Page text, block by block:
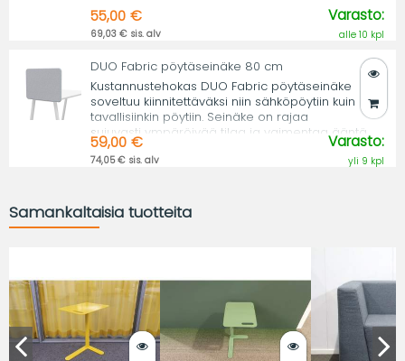
55,00 €
69,03 € sis. alv
Varasto:
alle 10 kpl
DUO Fabric pöytäseinäke 80 cm
Kustannustehokas DUO Fabric pöytäseinäke
soveltuu kiinnitettäväksi niin sähköpöytiin kuin
tavallisiinkin pöytiin. Seinäke on rajaa
sujuvasti ympäröivää tilaa ja vaimentaa ääntä.
59,00 €
74,05 € sis. alv
Varasto:
yli 9 kpl
Samankaltaisia tuotteita